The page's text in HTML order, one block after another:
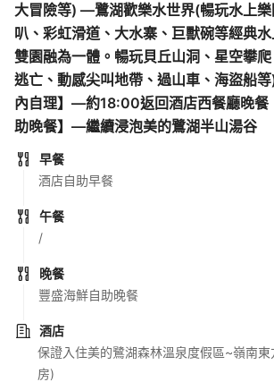
大冒險等) —鷺湖歡樂水世界(暢玩水上樂
叭、彩虹滑道、大水寨、巨獸碗等經典
雙園融為一體。暢玩貝丘山洞、星空攀
逃亡、動感尖叫地帶、過山車、海盜船
內自理】—約18:00返回酒店西餐廳晚餐
助晚餐】—繼續浸泡美的鷺湖半山湯谷
早餐
酒店自助早餐
午餐
/
晚餐
豐盛海鮮自助晚餐
酒店
保證入住美的鷺湖森林溫泉度假區~嶺南
房)